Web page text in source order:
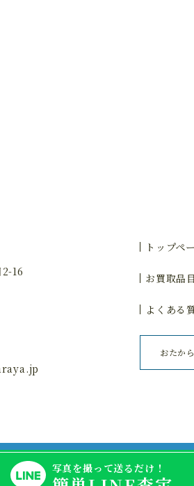
16
トップペ
お買取品目
よくある
おたか
写真を撮って送るだけ！